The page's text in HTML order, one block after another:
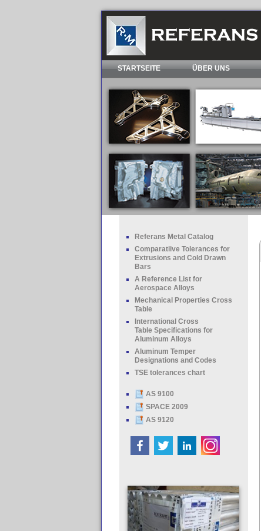
STARTSEITE ÜBER UNS
Referans Metal Catalog
Comparatiive Tolerances for
Extrusions and Cold Drawn
Bars
A Reference List for
Aerospace Alloys
Mechanical Properties Cross
Table
International Cross
Table Specifications for
Aluminum Alloys
Aluminum Temper
Designations and Codes
TSE tolerances chart
AS 9100
SPACE 2009
AS 9120